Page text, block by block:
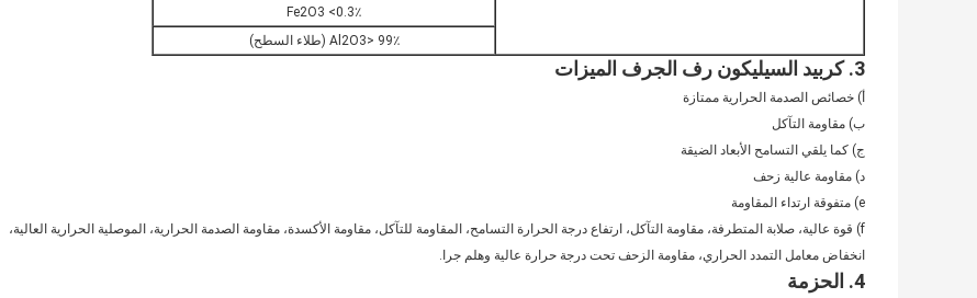
Fe2O3 <0.3٪
Al2O3> 99٪ (طلاء السطح)
3. كربيد السيليكون رف الجرف الميزات
أ) خصائص الصدمة الحرارية ممتازة
ب) مقاومة التآكل
ج) كما يلقي التسامح الأبعاد الضيقة
د) مقاومة عالية زحف
e) متفوقة ارتداء المقاومة
f) قوة عالية، صلابة المتطرفة، مقاومة التآكل، ارتفاع درجة الحرارة التسامح، المقاومة للتآكل، مقاومة الأكسدة، مقاومة الصدمة الحرارية، الموصلية الحرارية العالية،
انخفاض معامل التمدد الحراري، مقاومة الزحف تحت درجة حرارة عالية وهلم جرا.
4. الحزمة